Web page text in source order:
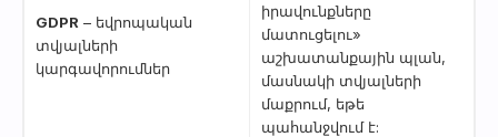
GDPR – եվրոպական
տվյալների
կարգավորումներ
իրավունքները
մատուցելու»
աշխատանքային պլան,
մասնակի տվյալների
մաքրում, եթե
պահանջվում է: